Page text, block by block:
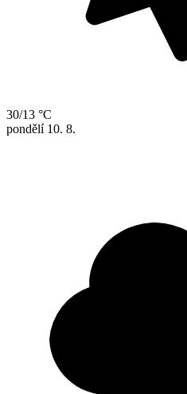
30/13 °C
pondělí 10. 8.